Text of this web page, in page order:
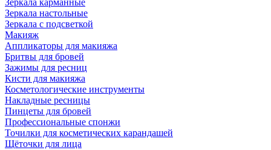
Зеркала карманные
Зеркала настольные
Зеркала с подсветкой
Макияж
Аппликаторы для макияжа
Бритвы для бровей
Зажимы для ресниц
Кисти для макияжа
Косметологические инструменты
Накладные ресницы
Пинцеты для бровей
Профессиональные спонжи
Точилки для косметических карандашей
Щёточки для лица